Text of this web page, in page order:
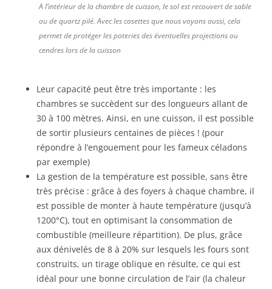
A l’intérieur de la chambre de cuisson, le sol est recouvert de sable
ou de quartz pilé. Avec les casettes que nous voyons aussi, cela
permet de protéger les poteries des éventuelles projections ou
cendres lors de la cuisson
Leur capacité peut être très importante : les
chambres se succèdent sur des longueurs allant de
30 à 100 mètres. Ainsi, en une cuisson, il est possible
de sortir plusieurs centaines de pièces ! (pour
répondre à l’engouement pour les fameux céladons
par exemple)
La gestion de la température est possible, sans être
très précise : grâce à des foyers à chaque chambre, il
est possible de monter à haute température (jusqu’à
1200°C), tout en optimisant la consommation de
combustible (meilleure répartition). De plus, grâce
aux dénivelés de 8 à 20% sur lesquels les fours sont
construits, un tirage oblique en résulte, ce qui est
idéal pour une bonne circulation de l’air (la chaleur